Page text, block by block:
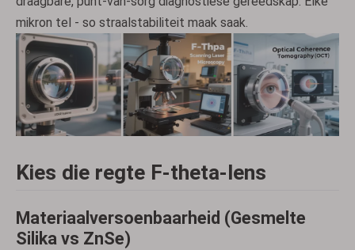
mikron tel - so straalstabiliteit maak saak.
Kies die regte F-theta-lens
Materiaalversoenbaarheid (Gesmelte
Silika vs ZnSe)